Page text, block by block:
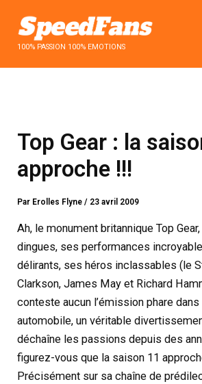
contenu100% PASSION 100% EMOTIONS
Top Gear : la
approche !!!
Par Erolles Flyne/ 23 avril 2009
Ah, le monument britannique Top
dingues, ses performances
délirants, ses héros inclassables (le
Clarkson, James May et Richard
conteste aucun l’émission phare dans
automobile, un véritable
déchaîne les passions depuis des
figurez-vous que la saison 11
Précisément sur sa chaîne de